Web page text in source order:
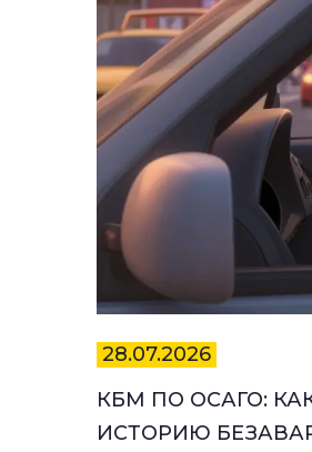
28.07.2026
КБМ ПО ОСАГО:
ИСТОРИЮ